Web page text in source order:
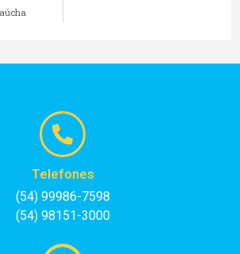
Telefones
(54) 99986-7598
(54) 98151-3000